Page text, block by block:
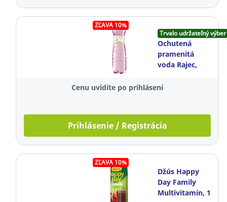
ZĽAVA 10%
Trvalo udržateľný výber
Ochutená
pramenitá
voda Rajec,
bazový kvet,
Cenu uvidíte po prihlásení
Prihlásenie / Registrácia
ZĽAVA 10%
Džús Happy
Day Family
Multivitamín, 1